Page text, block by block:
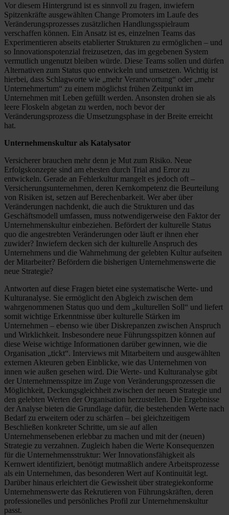
Vor diesem Hintergrund ist es sinnvoll zu fragen, inwiefern
Spitzenkräfte ausgewählten Change Promoters im Laufe des
Veränderungsprozesses zusätzlichen Handlungsspielraum
verschaffen können. Ein Ansatz ist es, einzelnen Teams das
Experimentieren abseits etablierter Strukturen zu ermöglichen – und
so Innovationspotenzial freizusetzen, das im gegebenen System
vermutlich ungenutzt bleiben würde. Diese Teams sollen und dürfen
Alternativen zum Status quo entwickeln und umsetzen. Wichtig ist
hierbei, dass Schlagworte wie „mehr Verantwortung“ oder „mehr
Unternehmertum“ zu einem möglichst frühen Zeitpunkt im
Unternehmen mit Leben gefüllt werden. Ansonsten drohen sie als
leere Floskeln abgetan zu werden, noch bevor der
Veränderungsprozess die Umsetzungsphase in der Breite erreicht
hat.
Unternehmenskultur als Katalysator
Versicherer brauchen mehr denn je Mut zum Risiko. Neue
Erfolgskonzepte sind am ehesten durch Trial and Error zu
entwickeln. Gerade an Fehlerkultur mangelt es jedoch oft –
Versicherungsunternehmen, deren Kernkompetenz die Beurteilung
von Risiken ist, setzen auf Berechenbarkeit. Wer aber über
Veränderungen nachdenkt, die auch die Strukturen und das
Geschäftsmodell umfassen, muss notwendigerweise den Faktor der
Unternehmenskultur einbeziehen. Befördert der kulturelle Status
quo die angestrebten Veränderungen oder läuft er ihnen eher
zuwider? Inwiefern decken sich der kulturelle Anspruch des
Unternehmens und die Wahrnehmung der gelebten Kultur aufseiten
der Mitarbeiter? Befördern die bisherigen Unternehmenswerte die
neue Strategie?
Antworten auf diese Fragen bietet eine systematische Werte- und
Kulturanalyse. Sie ermöglicht den Abgleich zwischen dem
wahrgenommenen Status quo und dem „kulturellen Soll“ und liefert
somit wichtige Erkenntnisse über kulturelle Stärken im
Unternehmen – ebenso wie über Diskrepanzen zwischen Anspruch
und Wirklichkeit. Insbesondere neue Führungsspitzen können auf
diese Weise wichtige Informationen darüber gewinnen, wie die
Organisation „tickt“. Interviews mit Mitarbeitern und ausgewählten
externen Akteuren geben Einblicke, wie das Unternehmen von
innen wie außen gesehen wird. Die Werte- und Kulturanalyse gibt
der Unternehmensspitze im Zuge von Veränderungsprozessen die
Möglichkeit, Deckungsgleichheit zwischen der neuen Strategie und
den gelebten Werten der Organisation herzustellen. Die Ergebnisse
der Analyse bieten die Grundlage dafür, die bestehenden Werte nach
Bedarf zu erweitern oder zu schärfen – bei gleichzeitigem
Beschließen konkreter Schritte, um sie auf allen
Unternehmensebenen erlebbar zu machen und mit der (neuen)
Strategie zu verzahnen. Zugleich haben die Werte Konsequenzen
für die Unternehmensstruktur: Wer Innovationsfähigkeit als
Kernwert identifiziert, benötigt mutmaßlich andere Arbeitsprozesse
als ein Unternehmen, das besonderen Wert auf Kontinuität legt.
Darüber hinaus erleichtert die Gewissheit über strategiekonforme
Unternehmenswerte das Rekrutieren von Führungskräften, deren
professionelles und persönliches Profil zur Unternehmenskultur
passt.